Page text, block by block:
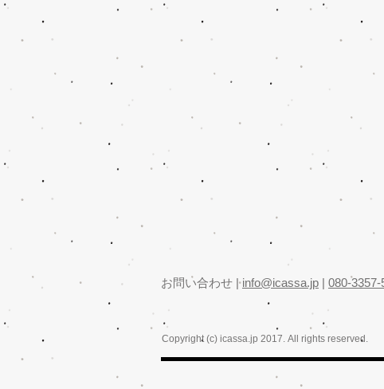
​お問い合わせ |info@icassa.jp | 080-3357-
Copyright (c) icassa.jp 2017. All rights reserved.